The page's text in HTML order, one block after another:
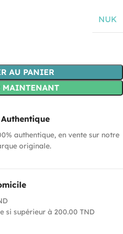
NUK
AU PANIER
MAINTENANT
authentique, en vente sur notre
originale.
si supérieur à 200.00 TND